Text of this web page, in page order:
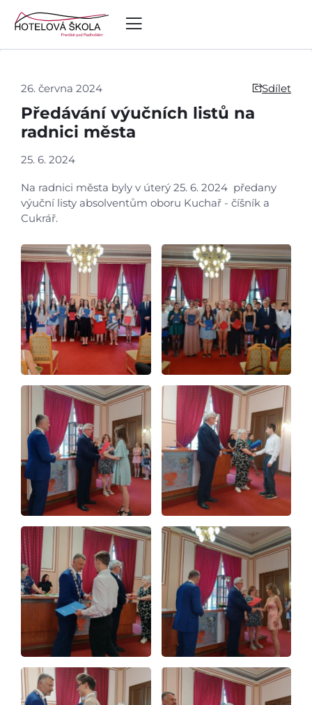
Úvod
Aktuálně
Škola
Studium
Projekty
Foto
Video a audio
Virtuální prohlídka
Kontakty
26. června 2024 Sdílet
Předávání výučních listů na
radnici města
25. 6. 2024
Na radnici města byly v úterý 25. 6. 2024 předany
výuční listy absolventům oboru Kuchař - číšník a
Cukrář.